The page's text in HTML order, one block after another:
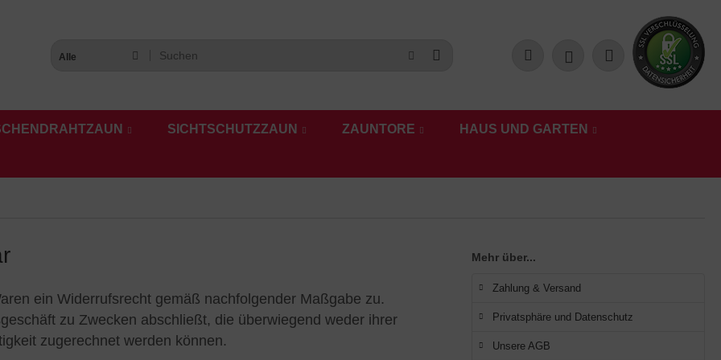
Alle
SICHTSCHUTZZAUN ZAUNTORE HAUS UND GARTEN
ein Widerrufsrecht gemäß nachfolgender Maßgabe zu.
zu Zwecken abschließt, die überwiegend weder ihrer
zugerechnet werden können.
Mehr über...
Zahlung & Versand
Privatsphäre und Datenschutz
Unsere AGB